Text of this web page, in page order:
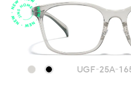
UGF-25A-